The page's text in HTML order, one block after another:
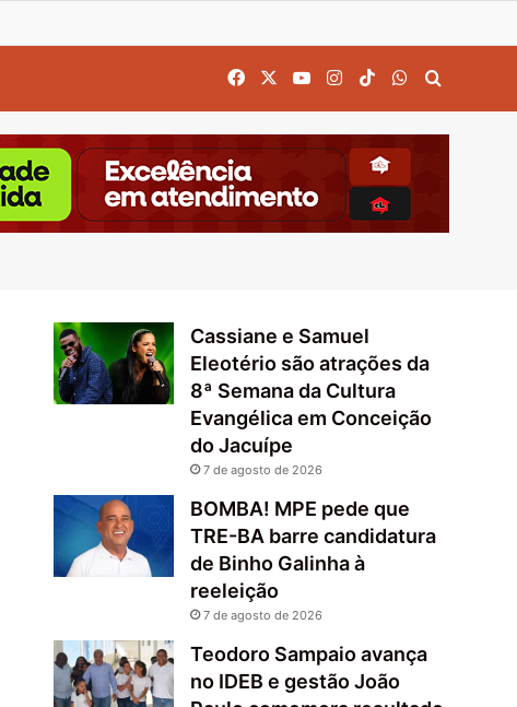
FacebookYouTubeInstagram
TikTokWhatsApp
Cassiane e Samuel
Eleotério são atrações da
8ª Semana da Cultura
Evangélica em Conceição
do Jacuípe
7 de agosto de 2026
BOMBA! MPE pede que
TRE-BA barre candidatura
de Binho Galinha à
reeleição
7 de agosto de 2026
Teodoro Sampaio avança
no IDEB e gestão João